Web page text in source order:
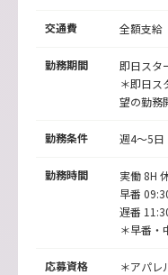
交通費 全額支給
勤務期間
即日スタ
＊即日ス
望の勤務
勤務条件 週4～5日
勤務時間
実働 8H
早番
遅番
＊早番・
応募資格
＊アパレ